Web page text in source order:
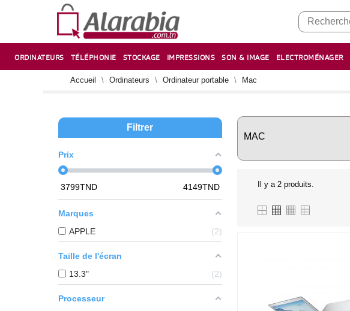
ORDINATEURS TÉLÉPHONIE STOCKAGE IMPRESSIONS SON & IMAGE ELECTROMÉNAGER
Accueil Ordinateurs Ordinateur portable Mac
Filtrer
Prix
3799TND 4149TND
Marques
APPLE
2
Taille de l'écran
13.3"
2
Processeur
MAC
Il y a 2 produits.